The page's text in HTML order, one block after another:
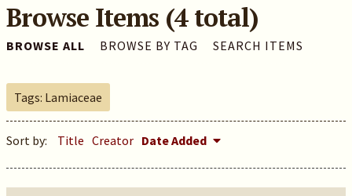
Browse Items (4 total)
BROWSE ALL BROWSE BY TAG SEARCH ITEMS
Tags: Lamiaceae
Sort by: Title Creator Date Added